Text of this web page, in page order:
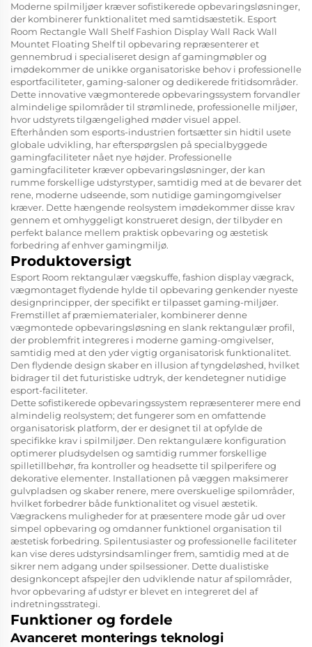
Moderne spilmiljøer kræver sofistikerede opbevaringsløsninger,
der kombinerer funktionalitet med samtidsæstetik. Esport
Room Rectangle Wall Shelf Fashion Display Wall Rack Wall
Mountet Floating Shelf til opbevaring repræsenterer et
gennembrud i specialiseret design af gamingmøbler og
imødekommer de unikke organisatoriske behov i professionelle
esportfaciliteter, gaming-saloner og dedikerede fritidsområder.
Dette innovative vægmonterede opbevaringssystem forvandler
almindelige spilområder til strømlinede, professionelle miljøer,
hvor udstyrets tilgængelighed møder visuel appel.
Efterhånden som esports-industrien fortsætter sin hidtil usete
globale udvikling, har efterspørgslen på specialbyggede
gamingfaciliteter nået nye højder. Professionelle
gamingfaciliteter kræver opbevaringsløsninger, der kan
rumme forskellige udstyrstyper, samtidig med at de bevarer det
rene, moderne udseende, som nutidige gamingomgivelser
kræver. Dette hængende reolsystem imødekommer disse krav
gennem et omhyggeligt konstrueret design, der tilbyder en
perfekt balance mellem praktisk opbevaring og æstetisk
forbedring af enhver gamingmiljø.
Produktoversigt
Esport Room rektangulær vægskuffe, fashion display vægrack,
vægmontaget flydende hylde til opbevaring genkender nyeste
designprincipper, der specifikt er tilpasset gaming-miljøer.
Fremstillet af præmiematerialer, kombinerer denne
vægmontede opbevaringsløsning en slank rektangulær profil,
der problemfrit integreres i moderne gaming-omgivelser,
samtidig med at den yder vigtig organisatorisk funktionalitet.
Den flydende design skaber en illusion af tyngdeløshed, hvilket
bidrager til det futuristiske udtryk, der kendetegner nutidige
esport-faciliteter.
Dette sofistikerede opbevaringssystem repræsenterer mere end
almindelig reolsystem; det fungerer som en omfattende
organisatorisk platform, der er designet til at opfylde de
specifikke krav i spilmiljøer. Den rektangulære konfiguration
optimerer pludsydelsen og samtidig rummer forskellige
spilletillbehør, fra kontroller og headsette til spilperifere og
dekorative elementer. Installationen på væggen maksimerer
gulvpladsen og skaber renere, mere overskuelige spilområder,
hvilket forbedrer både funktionalitet og visuel æstetik.
Vægrackens muligheder for at præsentere mode går ud over
simpel opbevaring og omdanner funktionel organisation til
æstetisk forbedring. Spilentusiaster og professionelle faciliteter
kan vise deres udstyrsindsamlinger frem, samtidig med at de
sikrer nem adgang under spilsessioner. Dette dualistiske
designkoncept afspejler den udviklende natur af spilområder,
hvor opbevaring af udstyr er blevet en integreret del af
indretningsstrategi.
Funktioner og fordele
Avanceret monterings teknologi